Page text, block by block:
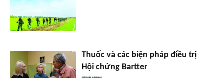
Thuốc và các biện pháp điều trị
Hội chứng Bartter